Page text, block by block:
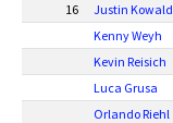
16
Justin Kowald
Kenny Weyh
Kevin Reisich
Luca Grusa
Orlando Riehl